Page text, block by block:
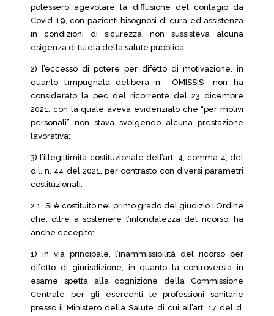
potessero agevolare la diffusione del contagio da
Covid 19, con pazienti bisognosi di cura ed assistenza
in condizioni di sicurezza, non sussisteva alcuna
esigenza di tutela della salute pubblica;
2) l’eccesso di potere per difetto di motivazione, in
quanto l’impugnata delibera n. -OMISSIS- non ha
considerato la pec del ricorrente del 23 dicembre
2021, con la quale aveva evidenziato che “per motivi
personali” non stava svolgendo alcuna prestazione
lavorativa;
3) l’illegittimità costituzionale dell’art. 4, comma 4, del
d.l. n. 44 del 2021, per contrasto con diversi parametri
costituzionali.
2.1. Si è costituito nel primo grado del giudizio l’Ordine
che, oltre a sostenere l’infondatezza del ricorso, ha
anche eccepito:
1) in via principale, l’inammissibilità del ricorso per
difetto di giurisdizione, in quanto la controversia in
esame spetta alla cognizione della Commissione
Centrale per gli esercenti le professioni sanitarie
presso il Ministero della Salute di cui all’art. 17 del d.